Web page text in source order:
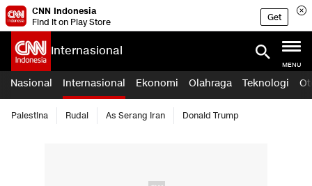
CNN Indonesia
Find it on Play Store
Get
Internasional
MENU
Nasional Internasional Ekonomi Olahraga Teknologi
Palestina Rudal As Serang Iran Donald Trump